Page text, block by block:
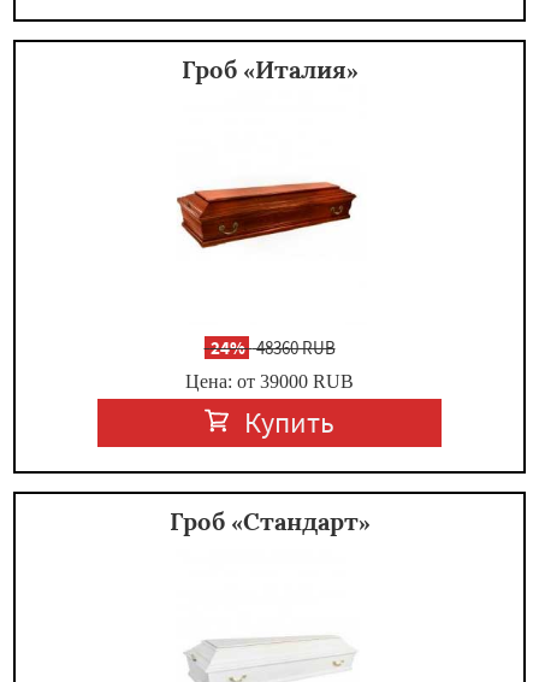
Гроб «Италия»
-24%48360 RUB
Цена: от 39000 RUB
Купить
Гроб «Стандарт»